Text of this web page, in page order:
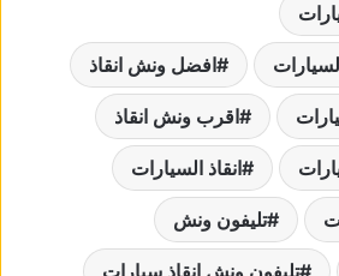
افضل ونش انقاذ
اقرب ونش انقاذ
انقاذ السيارات
تليفون ونش